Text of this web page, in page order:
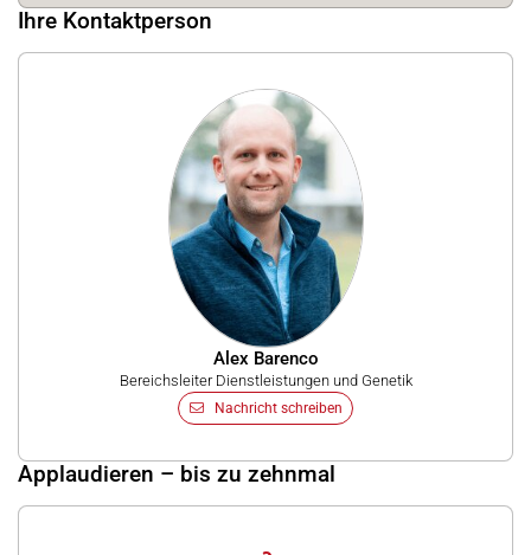
Ihre Kontaktperson
Alex Barenco
Bereichsleiter Dienstleistungen und Genetik
Nachricht schreiben
Applaudieren – bis zu zehnmal